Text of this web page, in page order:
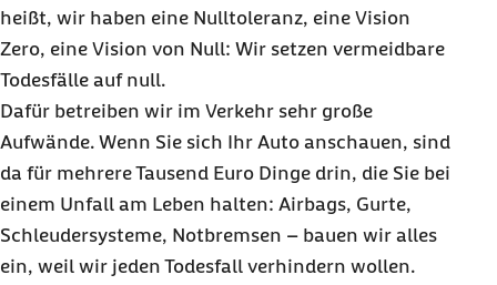
heißt, wir haben eine Nulltoleranz, eine Vision
Zero, eine Vision von Null: Wir setzen vermeidbare
Todesfälle auf null.
Dafür betreiben wir im Verkehr sehr große
Aufwände. Wenn Sie sich Ihr Auto anschauen, sind
da für mehrere Tausend Euro Dinge drin, die Sie bei
einem Unfall am Leben halten: Airbags, Gurte,
Schleudersysteme, Notbremsen – bauen wir alles
ein, weil wir jeden Todesfall verhindern wollen.